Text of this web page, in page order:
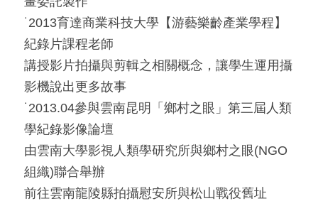
˙2013育達商業科技大學【游藝樂齡產業學程】
紀錄片課程老師
講授影片拍攝與剪輯之相關概念，讓學生運用攝
影機說出更多故事
˙2013.04參與雲南昆明「鄉村之眼」第三屆人類
學紀錄影像論壇
由雲南大學影視人類學研究所與鄉村之眼(NGO
組織)聯合舉辦
前往雲南龍陵縣拍攝慰安所與松山戰役舊址